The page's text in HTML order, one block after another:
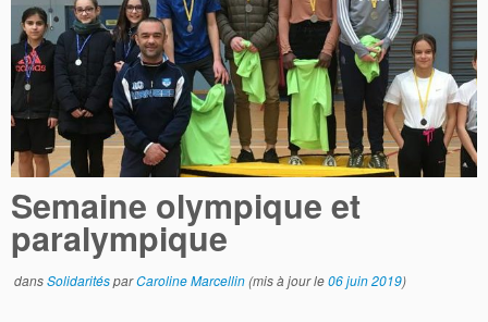
Semaine olympique et
paralympique
dansSolidaritésparCaroline Marcellin(mis à jour le06 juin 2019)